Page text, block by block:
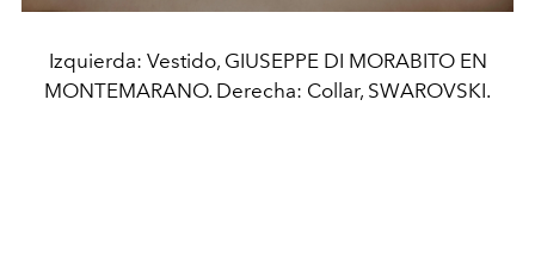
Izquierda: Vestido, GIUSEPPE DI MORABITO EN
MONTEMARANO. Derecha: Collar, SWAROVSKI.